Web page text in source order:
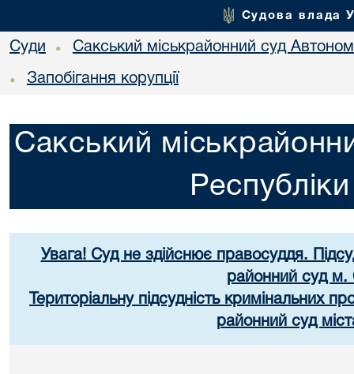
Судова влада
Суди • Сакський міськрайонний суд
• Запобігання корупції
Сакський
Увага! Суд не здійснює правосуддя.
районний суд м.
Територіальну підсудність кримінальних
районний суд